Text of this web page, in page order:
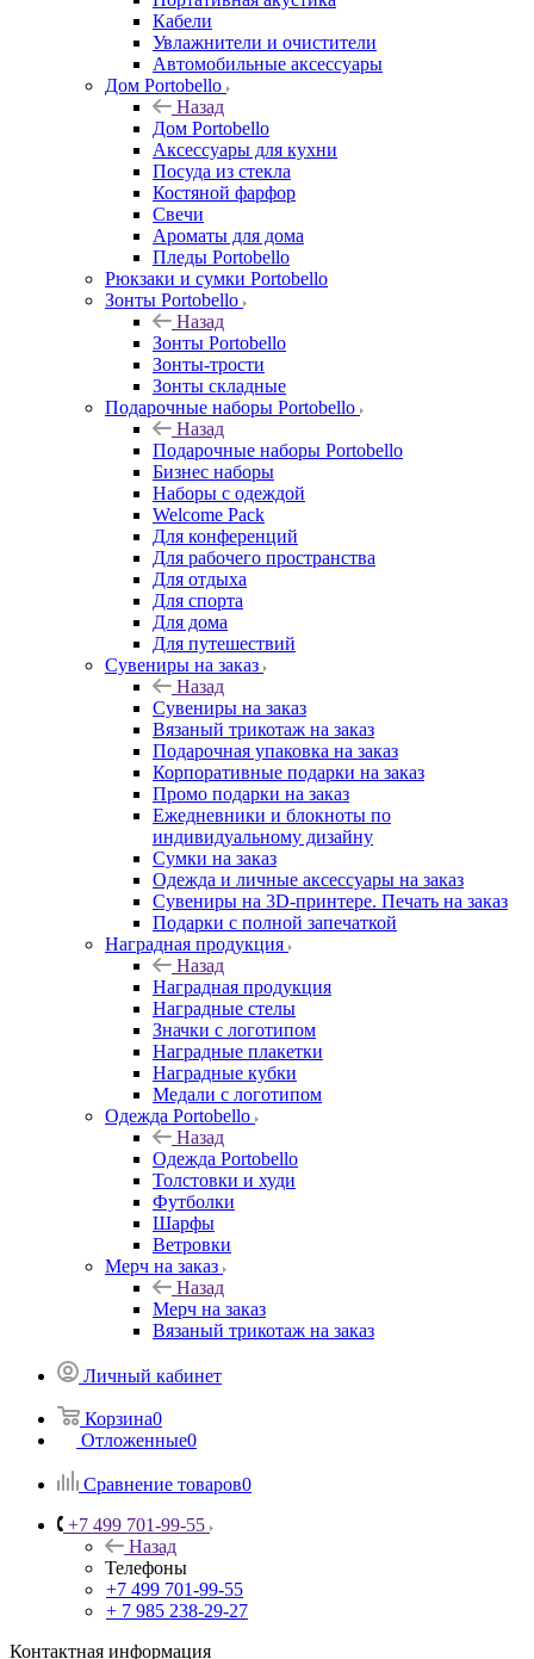
Кабели
Увлажнители и очистители
Автомобильные аксессуары
Дом Portobello
Назад
Дом Portobello
Аксессуары для кухни
Посуда из стекла
Костяной фарфор
Свечи
Ароматы для дома
Пледы Portobello
Рюкзаки и сумки Portobello
Зонты Portobello
Назад
Зонты Portobello
Зонты-трости
Зонты складные
Подарочные наборы Portobello
Назад
Подарочные наборы Portobello
Бизнес наборы
Наборы с одеждой
Welcome Pack
Для конференций
Для рабочего пространства
Для отдыха
Для спорта
Для дома
Для путешествий
Сувениры на заказ
Назад
Сувениры на заказ
Вязаный трикотаж на заказ
Подарочная упаковка на заказ
Корпоративные подарки на заказ
Промо подарки на заказ
Ежедневники и блокноты по
индивидуальному дизайну
Сумки на заказ
Одежда и личные аксессуары на заказ
Сувениры на 3D-принтере. Печать на заказ
Подарки с полной запечаткой
Наградная продукция
Назад
Наградная продукция
Наградные стелы
Значки с логотипом
Наградные плакетки
Наградные кубки
Медали с логотипом
Одежда Portobello
Назад
Одежда Portobello
Толстовки и худи
Футболки
Шарфы
Ветровки
Мерч на заказ
Назад
Мерч на заказ
Вязаный трикотаж на заказ
Личный кабинет
Корзина0
Отложенные0
Сравнение товаров0
+7 499 701-99-55
Назад
Телефоны
+7 499 701-99-55
+ 7 985 238-29-27
Контактная информация